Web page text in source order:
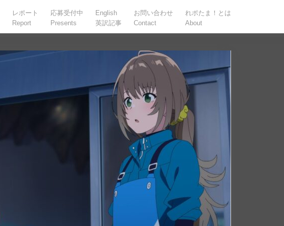
レポート
Report
応募受付中
Presents
English
英訳記事
お問い合わせ
Contact
れポたま！とは
About